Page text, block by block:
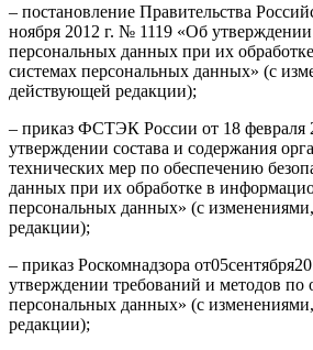
– постановление Правительства
ноября 2012 г. № 1119 «Об
персональных данных при их
системах персональных данных» (с
действующей редакции);
– приказ ФСТЭК России от 18 февраля
утверждении состава и содержания
технических мер по обеспечению
данных при их обработке в
персональных данных» (с
редакции);
– приказ Роскомнадзора
утверждении требований и методов по
персональных данных» (с
редакции);